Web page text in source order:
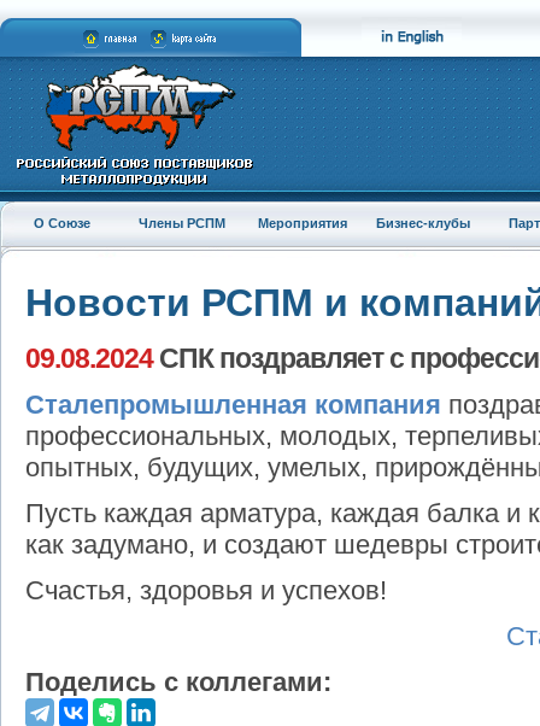
О Союзе Члены РСПМ Мероприятия Бизнес-клубы
Новости РСПМ и
09.08.2024СПК поздравляет с
Сталепромышленная компания
профессиональных, молодых,
опытных, будущих, умелых,
Пусть каждая арматура, каждая балка и
как задумано, и создают шедевры
Счастья, здоровья и успехов!
Поделись с коллегами: